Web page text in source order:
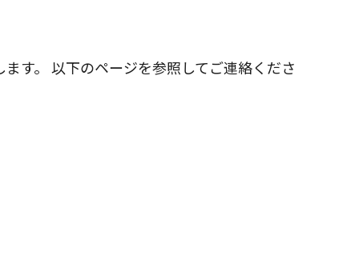
す。 以下のページを参照してご連絡くださ